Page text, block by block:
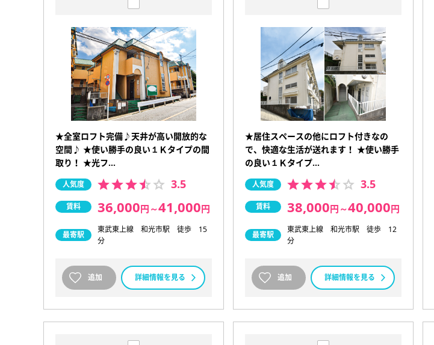
★全室ロフト完備♪天井が高い開放的な
空間♪ ★使い勝手の良い１Ｋタイプの間
取り！ ★光フ…
人気度 3.5
賃料 36,000円 ～41,000円
最寄駅
東武東上線 和光市駅 徒歩 15
分
追加 詳細情報を見る
★居住スペースの他にロフト付きなの
で、快適な生活が送れます！ ★使い勝手
の良い１Ｋタイプ…
人気度 3.5
賃料 38,000円 ～40,000円
最寄駅
東武東上線 和光市駅 徒歩 12
分
追加 詳細情報を見る